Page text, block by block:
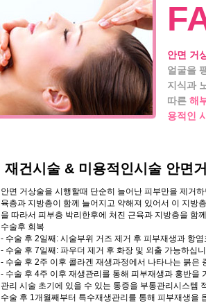
안면 거
얼굴을
지식과
따른 해
용적인
재건시술 & 미용적인시술 안면
안면 거상술을 시행할때 단순히 늘어난 피부만을 제거
육층과 지방층이 함께 늘어지고 약해져 있어서 이 지방
을 따라서 피부층 박리한후에 처진 근육과 지방층을 함
수술후 회복
- 수술 후 2일째: 시술부위 거즈 제거 후 피부재생과 항
- 수술 후 7일째: 파우더 제거 후 화장 및 외출 가능하십
- 수술 후 2주 이후 콜라겐 재생과정에서 나타나는 붉은
- 수술 후 4주 이후 재생관리를 통해 피부재생과 홍반을
관리 시술 초기에 있을 수 있는 통증을 부통관리시스템
수술 후 1개월째부터 특수재생관리를 통해 피부재생을